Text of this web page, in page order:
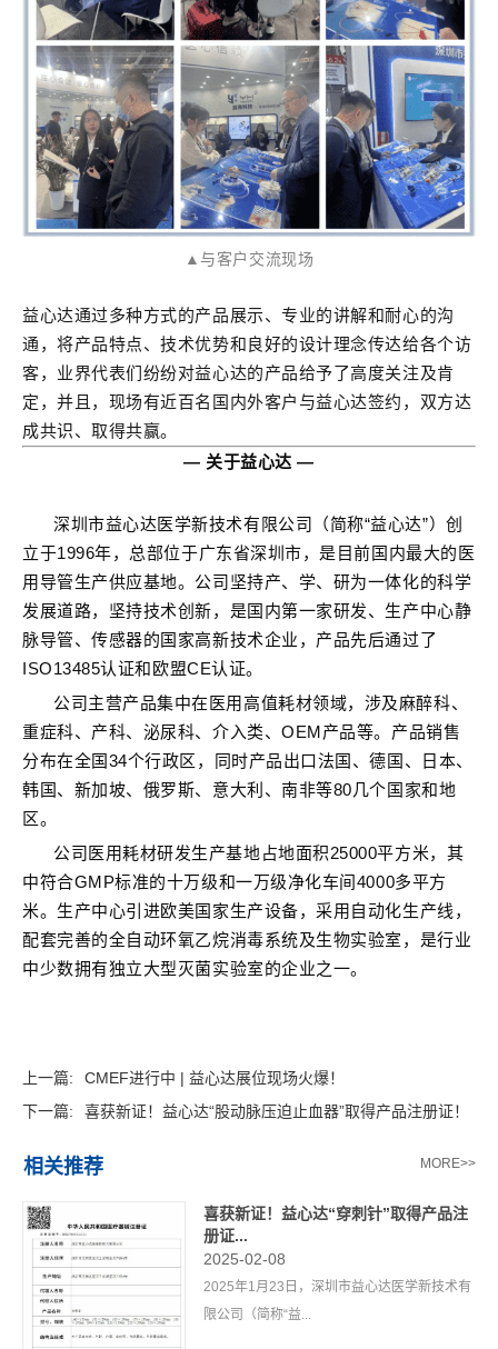
▲与客户交流现场
益心达通过多种方式的产品展示、专业的讲解和耐心的沟
通，将产品特点、技术优势和良好的设计理念传达给各个访
客，业界代表们纷纷对益心达的产品给予了高度关注及肯
定，并且，现场有近百名国内外客户与益心达签约，双方达
成共识、取得共赢。
— 关于益心达 —
深圳市益心达医学新技术有限公司（简称“益心达”）创
立于1996年，总部位于广东省深圳市，是目前国内最大的医
用导管生产供应基地。公司坚持产、学、研为一体化的科学
发展道路，坚持技术创新，是国内第一家研发、生产中心静
脉导管、传感器的国家高新技术企业，产品先后通过了
ISO13485认证和欧盟CE认证。
公司主营产品集中在医用高值耗材领域，涉及麻醉科、
重症科、产科、泌尿科、介入类、OEM产品等。产品销售
分布在全国34个行政区，同时产品出口法国、德国、日本、
韩国、新加坡、俄罗斯、意大利、南非等80几个国家和地
区。
公司医用耗材研发生产基地占地面积25000平方米，其
中符合GMP标准的十万级和一万级净化车间4000多平方
米。生产中心引进欧美国家生产设备，采用自动化生产线，
配套完善的全自动环氧乙烷消毒系统及生物实验室，是行业
中少数拥有独立大型灭菌实验室的企业之一。
上一篇:
CMEF进行中 | 益心达展位现场火爆！
下一篇:
喜获新证！益心达“股动脉压迫止血器”取得产品注册证！
相关推荐 MORE>>
喜获新证！益心达“穿刺针”取得产品注
册证...
2025-02-08
2025年1月23日，深圳市益心达医学新技术有
限公司（简称“益...